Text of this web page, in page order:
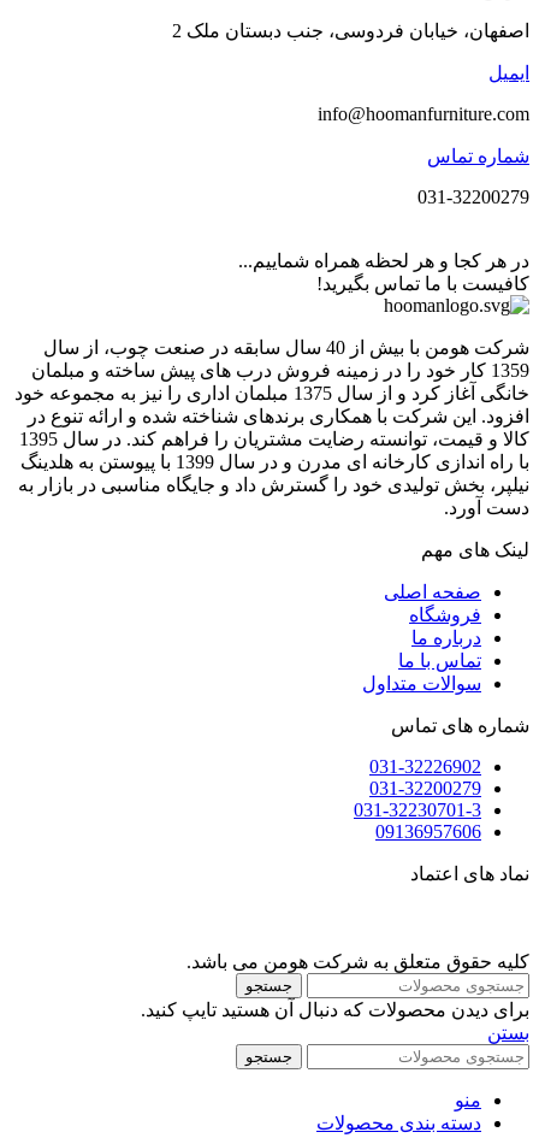
اصفهان، خیابان فردوسی، جنب دبستان ملک 2
ایمیل
info@hoomanfurniture.com
شماره تماس
031-32200279
در هر کجا و هر لحظه همراه شماییم...
کافیست با ما تماس بگیرید!
شرکت هومن با بیش از 40 سال سابقه در صنعت چوب، از سال
1359 کار خود را در زمینه فروش درب های پیش ساخته و مبلمان
خانگی آغاز کرد و از سال 1375 مبلمان اداری را نیز به مجموعه خود
افزود. این شرکت با همکاری برندهای شناخته شده و ارائه تنوع در
کالا و قیمت، توانسته رضایت مشتریان را فراهم کند. در سال 1395
با راه اندازی کارخانه ای مدرن و در سال 1399 با پیوستن به هلدینگ
نیلپر، بخش تولیدی خود را گسترش داد و جایگاه مناسبی در بازار به
دست آورد.
لینک های مهم
صفحه اصلی
فروشگاه
درباره ما
تماس با ما
سوالات متداول
شماره های تماس
031-32226902
031-32200279
031-32230701-3
09136957606
نماد های اعتماد
کلیه حقوق متعلق به شرکت هومن می باشد.
جستجو
برای دیدن محصولات که دنبال آن هستید تایپ کنید.
بستن
جستجو
منو
دسته بندی محصولات